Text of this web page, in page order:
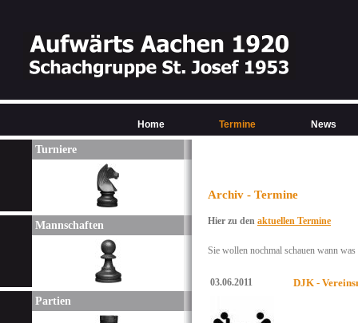
Turniere
Mannschaften
Partien
Archiv - Termine
Hier zu den aktuellen Termine
Sie wollen nochmal schauen wann
03.06.2011 DJK -
Home Termine News